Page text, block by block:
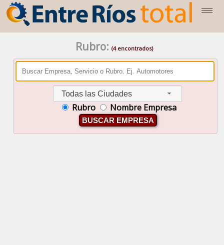
Rubro: (4 encontrados)
Todas las Ciudades
Rubro Nombre Empresa
BUSCAR EMPRESA